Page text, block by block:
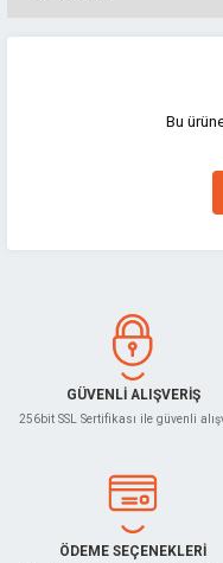
Görüş ve önerileriniz için
Ürün resmi kalitesiz,
Ürün açıklamasında
Bu ürüne benzer farklı
Bu
GÜVENLİ ALIŞVERİŞ
256bit SSL Sertifikası ile güvenli
ÖDEME SEÇENEKLERİ